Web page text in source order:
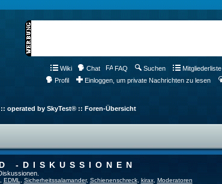
Wiki Chat FAQ Suchen Mitgliederliste
Profil
Einloggen, um private Nachrichten zu lesen
operated by SkyTest® :: Foren-Übersicht
-DISKUSSIONEN
EDML Sicherheitssalamander, Schienenschreck, kirax, Moderatoren